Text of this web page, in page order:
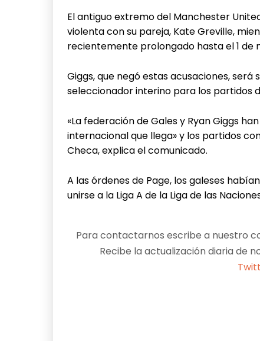
El antiguo extremo del Manchester
violenta con su pareja, Kate Greville,
recientemente prolongado hasta el 1 de
Giggs, que negó estas acusaciones,
seleccionador interino para los partidos
«La federación de Gales y Ryan Giggs
internacional que llega» y los partidos
Checa, explica el comunicado.
A las órdenes de Page, los galeses
unirse a la Liga A de la Liga de las
Para contactarnos escribe a nuestro
Recibe la actualización diaria de